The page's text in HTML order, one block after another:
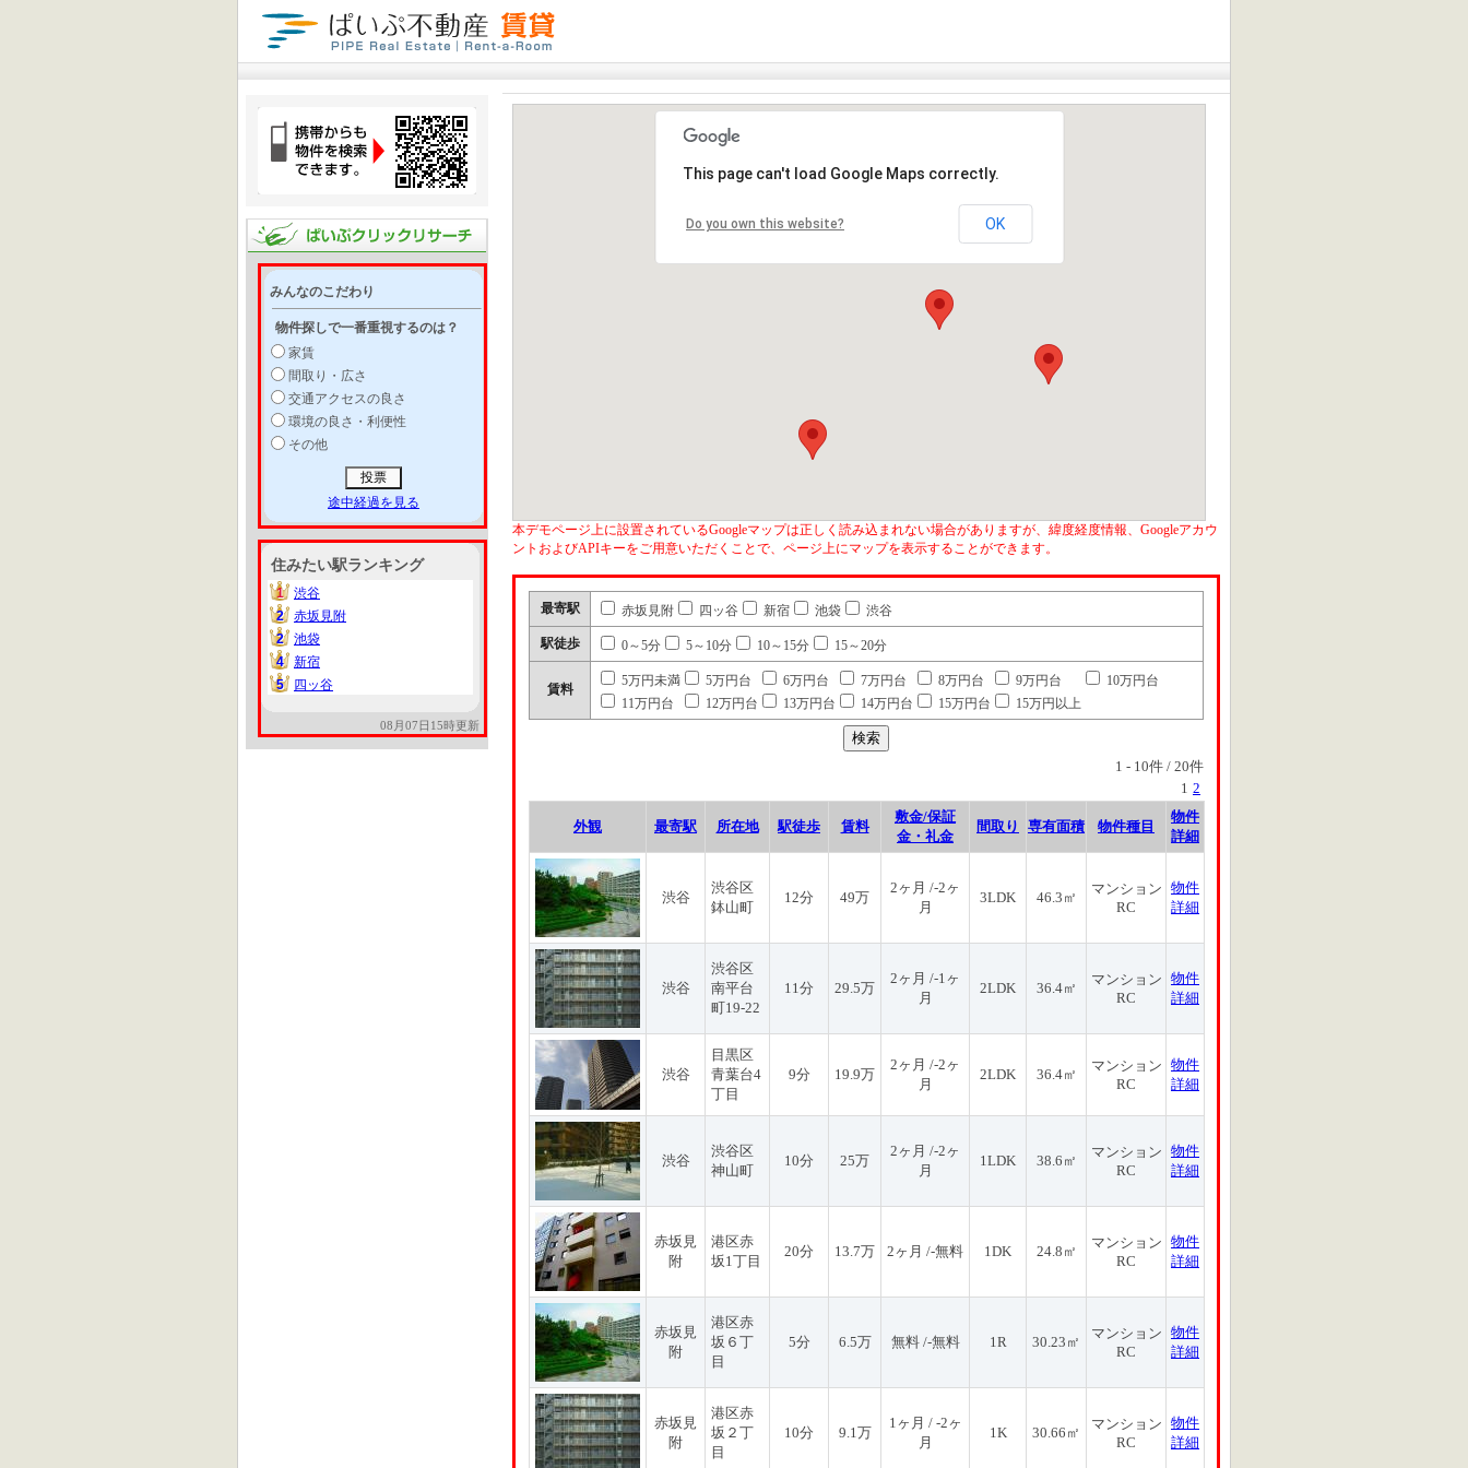
みんなのこだわり
物件探しで一番重視するのは？
家賃
間取り・広さ
交通アクセスの良さ
環境の良さ・利便性
その他
途中経過を見る
住みたい駅ランキング
1
1
渋谷
2
2
赤坂見附
2
2
池袋
4
4
新宿
5
5 四ッ谷
08月07日15時更新
This page can't load Google Maps correctly.
Do you own this website? OK
本デモページ上に設置されているGoogleマップは正しく読み込まれない場合がありますが、緯度経度情報、Googleアカウ
ントおよびAPIキーをご用意いただくことで、ページ上にマップを表示することができます。
最寄駅 赤坂見附 四ッ谷 新宿 池袋 渋谷
駅徒歩 0～5分 5～10分 10～15分 15～20分
賃料
5万円未満 5万円台 6万円台 7万円台 8万円台 9万円台
10万円台
11万円台
12万円台 13万円台 14万円台 15万円台 15万円以上
1 - 10件 / 20件
1 2
外観 最寄駅 所在地 駅徒歩 賃料
敷金/保証
金・礼金
間取り 専有面積 物件種目
物件
詳細
渋谷
渋谷区
鉢山町
12分 49万
2ヶ月 /-2ヶ
月
3LDK 46.3㎡
マンション
RC
物件
詳細
渋谷
渋谷区
南平台
町19-22
11分 29.5万
2ヶ月 /-1ヶ
月
2LDK 36.4㎡
マンション
RC
物件
詳細
渋谷
目黒区
青葉台4
丁目
9分 19.9万
2ヶ月 /-2ヶ
月
2LDK 36.4㎡
マンション
RC
物件
詳細
渋谷
渋谷区
神山町
10分 25万
2ヶ月 /-2ヶ
月
1LDK 38.6㎡
マンション
RC
物件
詳細
赤坂見
附
港区赤
坂1丁目
20分 13.7万 2ヶ月 /-無料 1DK 24.8㎡
マンション
RC
物件
詳細
赤坂見
附
港区赤
坂６丁
目
5分 6.5万 無料 /-無料 1R 30.23㎡
マンション
RC
物件
詳細
赤坂見
附
港区赤
坂２丁
目
10分 9.1万
1ヶ月 / -2ヶ
月
1K 30.66㎡
マンション
RC
物件
詳細